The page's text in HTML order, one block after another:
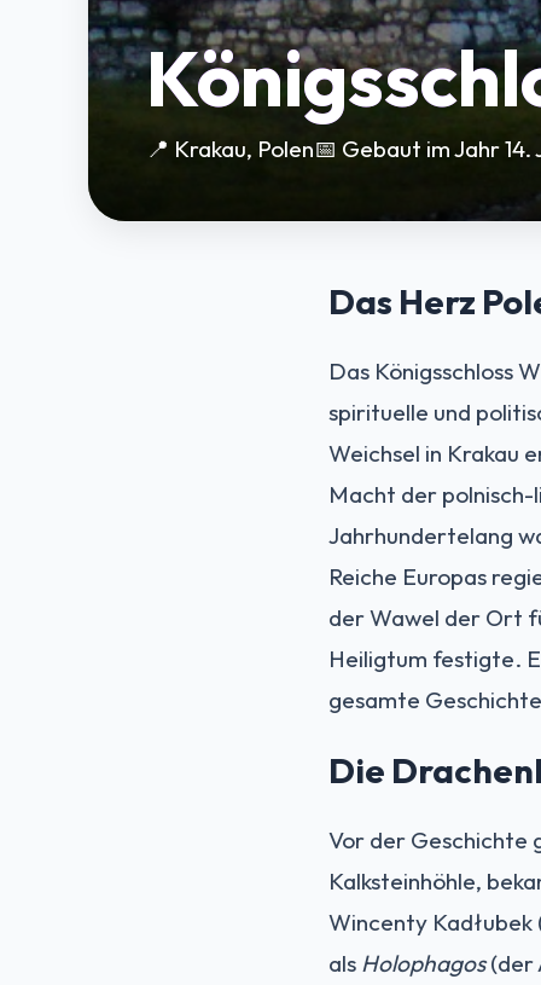
📍 Krakau, Polen📅 Gebaut im Jahr
Das Herz
Das Königsschloss
spirituelle und
Weichsel in Krakau
Macht der polnisch-
Jahrhundertelang
Reiche Europas
der Wawel der Ort
Heiligtum festigte.
gesamte
Die
Vor der Geschichte
Kalksteinhöhle,
Wincenty
als Holophagos(der